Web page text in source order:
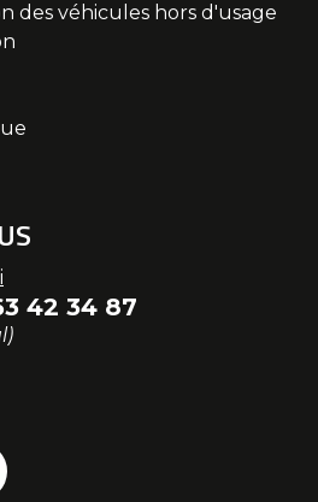
des véhicules hors d'usage
42 34 87